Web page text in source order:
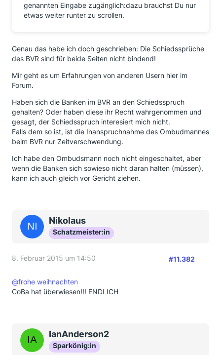
genannten Eingabe zugänglich:dazu brauchst Du nur
etwas weiter runter zu scrollen.
Genau das habe ich doch geschrieben: Die Schiedssprüche
des BVR sind für beide Seiten nicht bindend!
Mir geht es um Erfahrungen von anderen Usern hier im
Forum.
Haben sich die Banken im BVR an den Schiedsspruch
gehalten? Oder haben diese ihr Recht wahrgenommen und
gesagt, der Schiedsspruch interesiert mich nicht.
Falls dem so ist, ist die Inanspruchnahme des Ombudmannes
beim BVR nur Zeitverschwendung.
Ich habe den Ombudsmann noch nicht eingeschaltet, aber
wenn die Banken sich sowieso nicht daran halten (müssen),
kann ich auch gleich vor Gericht ziehen.
Nikolaus
Schatzmeister:in
8. Februar 2015 um 14:50 #11.382
@frohe weihnachten
CoBa hat überwiesen!!! ENDLICH
IanAnderson2
Sparkönig:in